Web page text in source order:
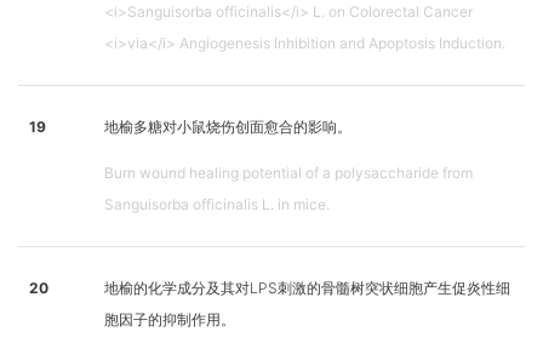
<i>Sanguisorba officinalis</i> L. on Colorectal Cancer
<i>via</i> Angiogenesis Inhibition and Apoptosis Induction.
19 地榆多糖对小鼠烧伤创面愈合的影响。
Burn wound healing potential of a polysaccharide from
Sanguisorba officinalis L. in mice.
20
地榆的化学成分及其对LPS刺激的骨髓树突状细胞产生促炎性细
胞因子的抑制作用。